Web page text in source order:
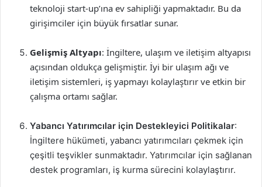
teknoloji start-up’ına ev sahipliği yapmaktadır. Bu da
girişimciler için büyük fırsatlar sunar.
Gelişmiş Altyapı: İngiltere, ulaşım ve iletişim altyapısı
açısından oldukça gelişmiştir. İyi bir ulaşım ağı ve
iletişim sistemleri, iş yapmayı kolaylaştırır ve etkin bir
çalışma ortamı sağlar.
Yabancı Yatırımcılar için Destekleyici Politikalar:
İngiltere hükümeti, yabancı yatırımcıları çekmek için
çeşitli teşvikler sunmaktadır. Yatırımcılar için sağlanan
destek programları, iş kurma sürecini kolaylaştırır.